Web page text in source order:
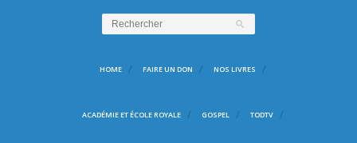
HOME FAIRE UN DON NOS LIVRES
ACADÉMIE ET ÉCOLE ROYALE GOSPEL TODTV